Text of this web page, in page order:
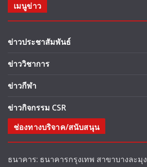
เมนูข่าว
ข่าวประชาสัมพันธ์
ข่าววิชาการ
ข่าวกีฬา
ข่าวกิจกรรม CSR
ช่องทางบริจาค/สนับสนุน
ธนาคาร: ธนาคารกรุงเทพ สาขาบางละมุง